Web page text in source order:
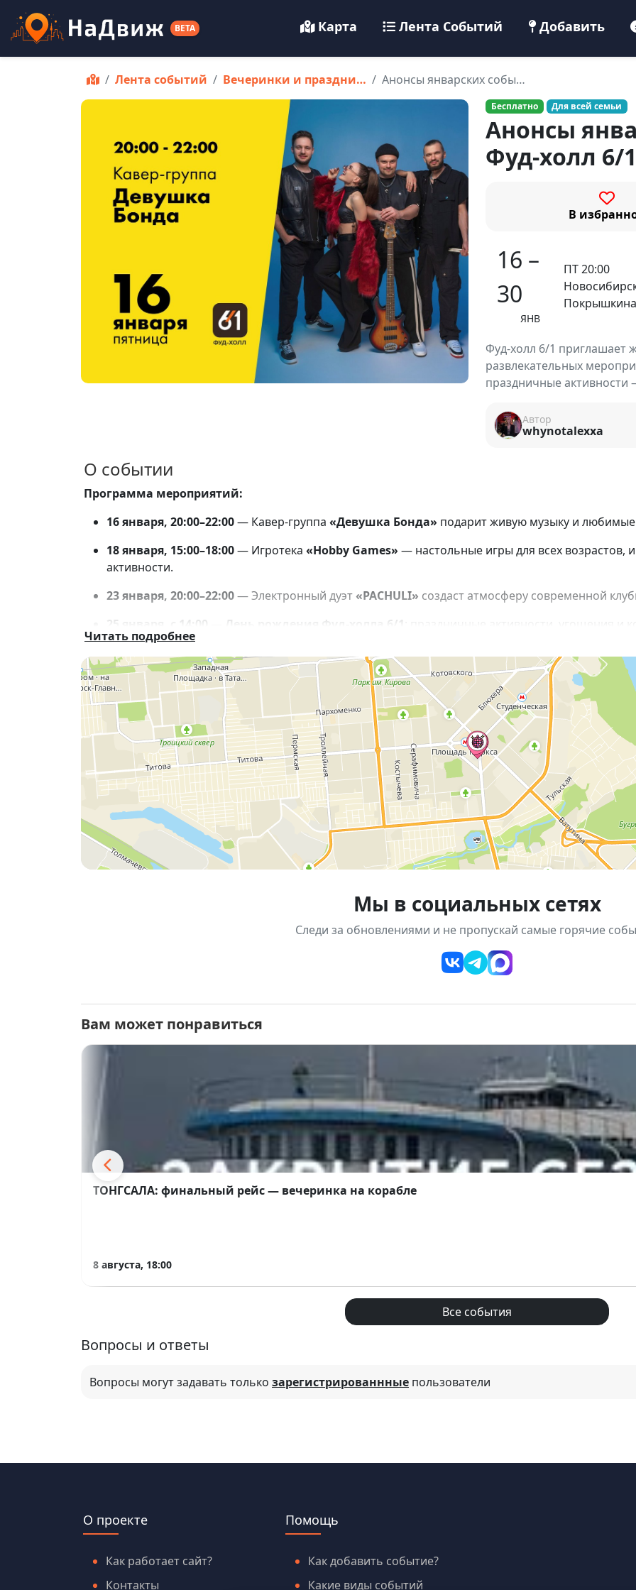
BETA Карта Лента Событий Добавить
Лента событий Вечеринки и праздни… Анонсы январских собы…
Бесплатно Для всей семьи
Анонсы
Фуд-холл 6/
В
16 –
30
ЯНВ
ПТ 20:00
Фуд-холл 6/1 приглашает
развлекательных
праздничные активности
Автор
whynotalexxa
О событии
Программа мероприятий:
16 января, 20:00–22:00— Кавер-группа «Девушка Бонда» подарит живую музыку и
18 января, 15:00–18:00— Игротека «Hobby Games» — настольные игры для всех возрастов,
активности.
23 января, 20:00–22:00— Электронный дуэт«PACHULI» создаст атмосферу современной
25 января, с 14:00
День рождения Фуд-холла 6/1
: праздничные активности, угощения и
📍Место проведения:Фуд-холл 6/1, ТРЦ «KLP», Новосибирск
💬 Вход свободный, подробности на месте и на сайте ТРЦ.
Фуд-холл 6/1 — это не только вкусно, но и весело!
Читать подробнее
Мы в социальных сетях
Следи за обновлениями и не пропускай самые горячие
Вам может понравиться
ТОНГСАЛА: финальный рейс — вечеринка на корабле
8 августа, 18:00
Все события
Вопросы и ответы
Вопросы могут задавать только зарегистрированнные пользователи
О проекте
Как работает сайт?
Контакты
Помощь
Как добавить событие?
Какие виды событий